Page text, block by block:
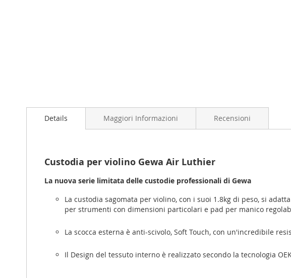
all'inizio
Details
Custodia per violino Gewa Air Luthier
La nuova serie limitata delle custodie professionali di Gewa
La custodia sagomata per violino, con i suoi 1.8kg di peso, si
per strumenti con dimensioni particolari e pad per manico
La scocca esterna è anti-scivolo, Soft Touch, con un'incredibile
Il Design del tessuto interno è realizzato secondo la tecnologia
Maggiori Informazioni Recensioni